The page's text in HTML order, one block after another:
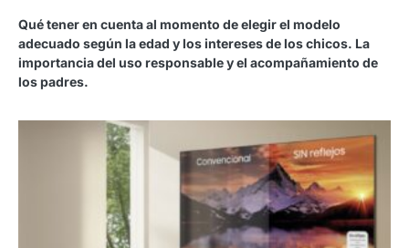
Qué tener en cuenta al momento de elegir el modelo
adecuado según la edad y los intereses de los chicos. La
importancia del uso responsable y el acompañamiento de
los padres.